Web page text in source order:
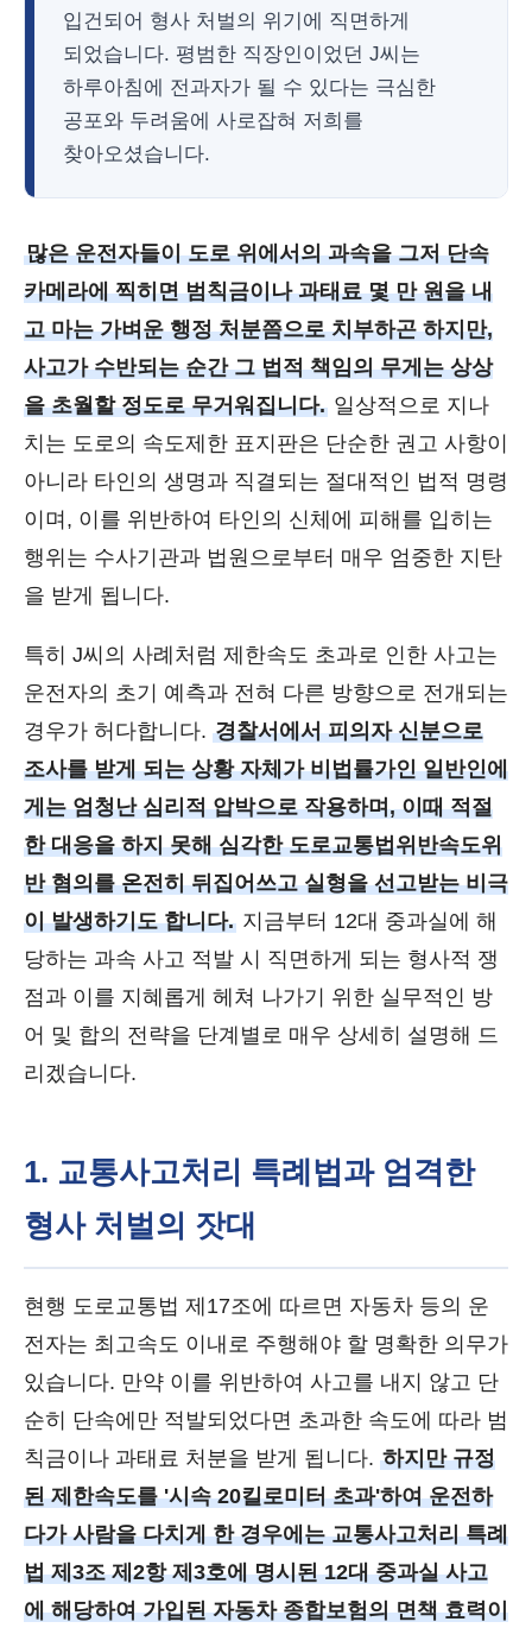
입건되어 형사 처벌의 위기에 직면하게
되었습니다. 평범한 직장인이었던 J씨는
하루아침에 전과자가 될 수 있다는 극심한
공포와 두려움에 사로잡혀 저희를
찾아오셨습니다.
많은 운전자들이 도로 위에서의 과속을 그저 단속
카메라에 찍히면 범칙금이나 과태료 몇 만 원을 내
고 마는 가벼운 행정 처분쯤으로 치부하곤 하지만,
사고가 수반되는 순간 그 법적 책임의 무게는 상상
을 초월할 정도로 무거워집니다. 일상적으로 지나
치는 도로의 속도제한 표지판은 단순한 권고 사항이
아니라 타인의 생명과 직결되는 절대적인 법적 명령
이며, 이를 위반하여 타인의 신체에 피해를 입히는
행위는 수사기관과 법원으로부터 매우 엄중한 지탄
을 받게 됩니다.
특히 J씨의 사례처럼 제한속도 초과로 인한 사고는
운전자의 초기 예측과 전혀 다른 방향으로 전개되는
경우가 허다합니다. 경찰서에서 피의자 신분으로
조사를 받게 되는 상황 자체가 비법률가인 일반인에
게는 엄청난 심리적 압박으로 작용하며, 이때 적절
한 대응을 하지 못해 심각한 도로교통법위반속도위
반 혐의를 온전히 뒤집어쓰고 실형을 선고받는 비극
이 발생하기도 합니다. 지금부터 12대 중과실에 해
당하는 과속 사고 적발 시 직면하게 되는 형사적 쟁
점과 이를 지혜롭게 헤쳐 나가기 위한 실무적인 방
어 및 합의 전략을 단계별로 매우 상세히 설명해 드
리겠습니다.
1. 교통사고처리 특례법과 엄격한
형사 처벌의 잣대
현행 도로교통법 제17조에 따르면 자동차 등의 운
전자는 최고속도 이내로 주행해야 할 명확한 의무가
있습니다. 만약 이를 위반하여 사고를 내지 않고 단
순히 단속에만 적발되었다면 초과한 속도에 따라 범
칙금이나 과태료 처분을 받게 됩니다. 하지만 규정
된 제한속도를 '시속 20킬로미터 초과'하여 운전하
다가 사람을 다치게 한 경우에는 교통사고처리 특례
법 제3조 제2항 제3호에 명시된 12대 중과실 사고
에 해당하여 가입된 자동차 종합보험의 면책 효력이